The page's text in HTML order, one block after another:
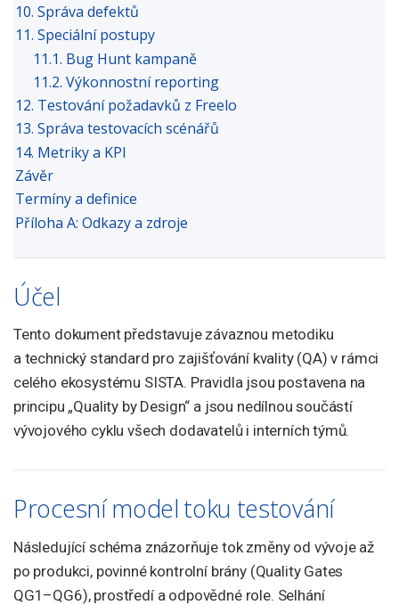
10. Správa defektů
11. Speciální postupy
11.1. Bug Hunt kampaně
11.2. Výkonnostní reporting
12. Testování požadavků z Freelo
13. Správa testovacích scénářů
14. Metriky a KPI
Závěr
Termíny a definice
Příloha A: Odkazy a zdroje
Účel
Tento dokument představuje závaznou metodiku
a technický standard pro zajišťování kvality (QA) v rámci
celého ekosystému SISTA. Pravidla jsou postavena na
principu „Quality by Design“ a jsou nedílnou součástí
vývojového cyklu všech dodavatelů i interních týmů.
Procesní model toku testování
Následující schéma znázorňuje tok změny od vývoje až
po produkci, povinné kontrolní brány (Quality Gates
QG1–QG6), prostředí a odpovědné role. Selhání